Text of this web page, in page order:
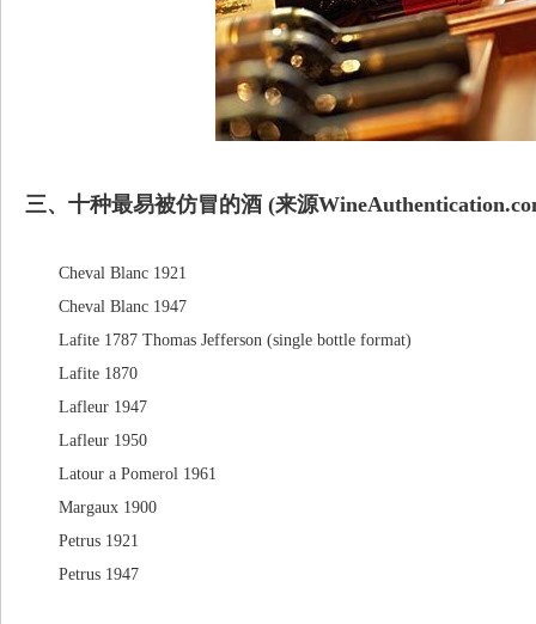
三、十种最易被仿冒的酒 (来源
Cheval Blanc 1921
Cheval Blanc 1947
Lafite 1787 Thomas Jefferson (single bottle format)
Lafite 1870
Lafleur 1947
Lafleur 1950
Latour a Pomerol 1961
Margaux 1900
Petrus 1921
Petrus 1947